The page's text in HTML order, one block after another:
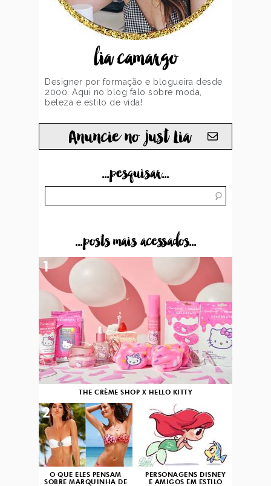
lia camargo
Designer por formação e blogueira desde
2000. Aqui no blog falo sobre moda,
beleza e estilo de vida!
Anuncie no just Lia
...pesquisar...
...posts mais acessados...
THE CRÈME SHOP X HELLO KITTY
1
O QUE ELES PENSAM
SOBRE MARQUINHA DE
2
PERSONAGENS DISNEY
E AMIGOS EM ESTILO
3